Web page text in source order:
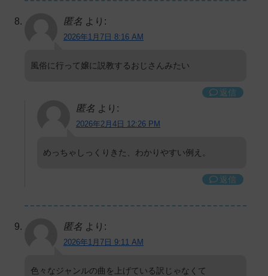
匿名 より:
2026年1月7日 8:16 AM
風俗に行って嬢に説教するおじさんみたい
返信
匿名 より:
2026年2月4日 12:26 PM
めっちゃしっくりきた、わかりやすい例え。
返信
匿名 より:
2026年1月7日 9:11 AM
色々なジャンルの曲を上げている訳じゃなくて